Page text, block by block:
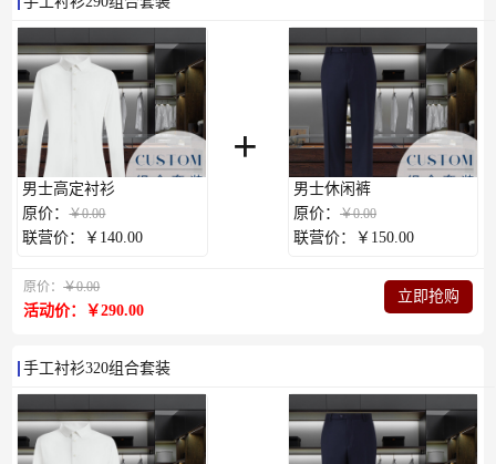
男士高定衬衫
原价：￥0.00
联营价：￥140.00
+
男士休闲裤
原价：￥0.00
联营价：￥150.00
原价：￥0.00
活动价：￥290.00
立即抢购
手工衬衫320组合套装